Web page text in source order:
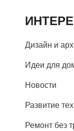
Дизайн и
Идеи для
Новости
Развитие
Ремонт без